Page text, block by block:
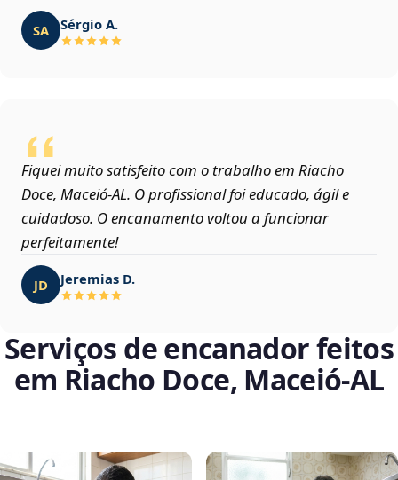
SA Sérgio A.
Fiquei muito satisfeito com o trabalho em Riacho
Doce, Maceió‑AL. O profissional foi educado, ágil e
cuidadoso. O encanamento voltou a funcionar
perfeitamente!
JD Jeremias D.
Serviços de encanador feitos
em Riacho Doce, Maceió‑AL